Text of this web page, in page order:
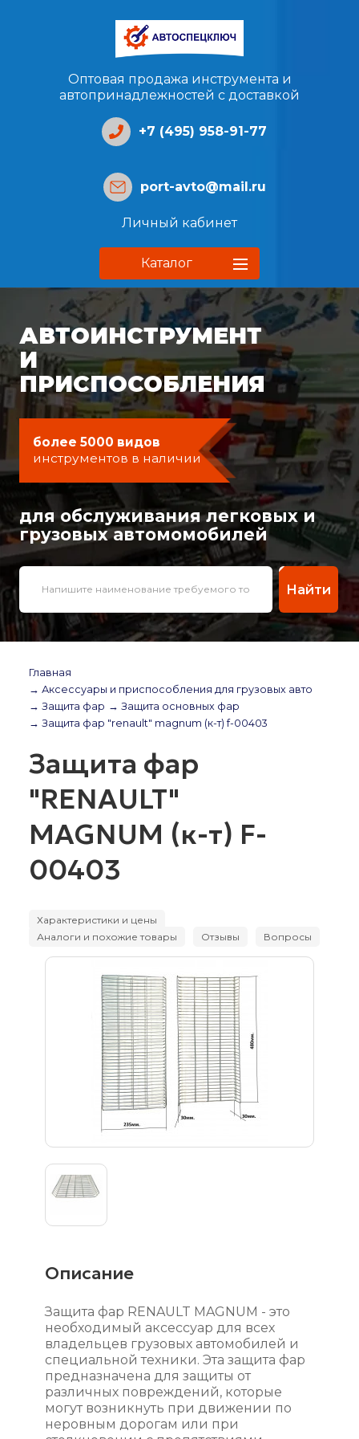
Оптовая продажа инструмента и
автопринадлежностей с доставкой
+7 (495) 958-91-77
port-avto@mail.ru
Личный кабинет
Каталог
АВТОИНСТРУМЕНТ
И
ПРИСПОСОБЛЕНИЯ
более 5000 видов
инструментов в наличии
для обслуживания легковых и
грузовых автомомобилей
Найти
Главная
→ Аксессуары и приспособления для грузовых авто
→ Защита фар → Защита основных фар
→ Защита фар "renault" magnum (к-т) f-00403
Защита фар
"RENAULT"
MAGNUM (к-т) F-
00403
Характеристики и цены
Аналоги и похожие товары
Отзывы Вопросы
Описание
Защита фар RENAULT MAGNUM - это
необходимый аксессуар для всех
владельцев грузовых автомобилей и
специальной техники. Эта защита фар
предназначена для защиты от
различных повреждений, которые
могут возникнуть при движении по
неровным дорогам или при